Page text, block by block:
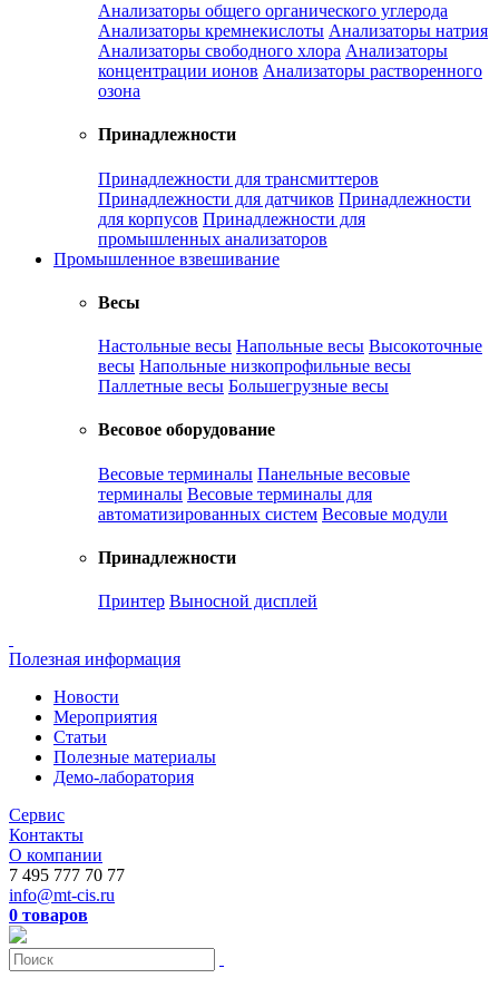
Анализаторы общего органического углерода
Анализаторы кремнекислоты Анализаторы натрия
Анализаторы свободного хлора Анализаторы
концентрации ионов Анализаторы растворенного
озона
Принадлежности
Принадлежности для трансмиттеров
Принадлежности для датчиков Принадлежности
для корпусов Принадлежности для
промышленных анализаторов
Промышленное взвешивание
Весы
Настольные весы Напольные весы Высокоточные
весы Напольные низкопрофильные весы
Паллетные весы Большегрузные весы
Весовое оборудование
Весовые терминалы Панельные весовые
терминалы Весовые терминалы для
автоматизированных систем Весовые модули
Принадлежности
Принтер Выносной дисплей
Полезная информация
Новости
Мероприятия
Статьи
Полезные материалы
Демо-лаборатория
Сервис
Контакты
О компании
7 495 777 70 77
info@mt-cis.ru
0 товаров